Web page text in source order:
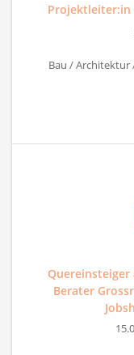
Projektleiter:in
Bau /
Quereinsteiger
Berater